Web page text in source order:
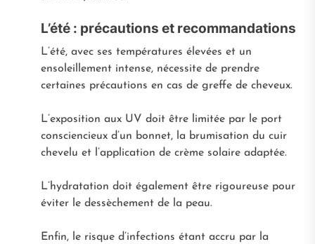
L’été : précautions et recommandations
L’été, avec ses températures élevées et un
ensoleillement intense, nécessite de prendre
certaines précautions en cas de greffe de cheveux.
L’exposition aux UV doit être limitée par le port
consciencieux d’un bonnet, la brumisation du cuir
chevelu et l’application de crème solaire adaptée.
L’hydratation doit également être rigoureuse pour
éviter le dessèchement de la peau.
Enfin, le risque d’infections étant accru par la